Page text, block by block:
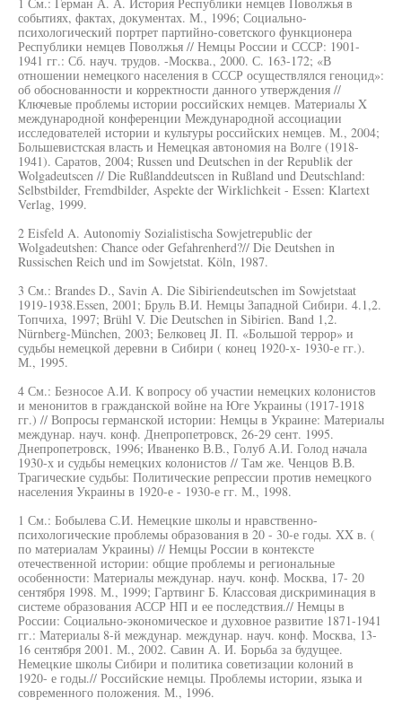
событиях, фактах, документах. М., 1996; Социально-
психологический портрет партийно-советского функционера
Республики немцев Поволжья // Немцы России и СССР: 1901-
1941 гг.: Сб. науч. трудов. -Москва., 2000. С. 163-172; «В
отношении немецкого населения в СССР осуществлялся геноцид»:
об обоснованности и корректности данного утверждения //
Ключевые проблемы истории российских немцев. Материалы X
международной конференции Международной ассоциации
исследователей истории и культуры российских немцев. М., 2004;
Большевистская власть и Немецкая автономия на Волге (1918-
1941). Саратов, 2004; Russen und Deutschen in der Republik der
Wolgadeutscen // Die Rußlanddeutscen in Rußland und Deutschland:
Selbstbilder, Fremdbilder, Aspekte der Wirklichkeit - Essen: Klartext
Verlag, 1999.
2 Eisfeld A. Autonomiy Sozialistischa Sowjetrepublic der
Wolgadeutshen: Chance oder Gefahrenherd?// Die Deutshen in
Russischen Reich und im Sowjetstat. Köln, 1987.
3 См.: Brandes D., Savin A. Die Sibiriendeutschen im Sowjetstaat
1919-1938.Essen, 2001; Бруль В.И. Немцы Западной Сибири. 4.1,2.
Топчиха, 1997; Brühl V. Die Deutschen in Sibirien. Band 1,2.
Nürnberg-München, 2003; Белковец JI. П. «Большой террор» и
судьбы немецкой деревни в Сибири ( конец 1920-х- 1930-е гг.).
М., 1995.
4 См.: Безносое А.И. К вопросу об участии немецких колонистов
и менонитов в гражданской войне на Юге Украины (1917-1918
гг.) // Вопросы германской истории: Немцы в Украине: Материалы
междунар. науч. конф. Днепропетровск, 26-29 сент. 1995.
Днепропетровск, 1996; Иваненко В.В., Голуб А.И. Голод начала
1930-х и судьбы немецких колонистов // Там же. Ченцов В.В.
Трагические судьбы: Политические репрессии против немецкого
населения Украины в 1920-е - 1930-е гг. М., 1998.
1 См.: Бобылева С.И. Немецкие школы и нравственно-
психологические проблемы образования в 20 - 30-е годы. XX в. (
по материалам Украины) // Немцы России в контексте
отечественной истории: общие проблемы и региональные
особенности: Материалы междунар. науч. конф. Москва, 17- 20
сентября 1998. М., 1999; Гартвинг Б. Классовая дискриминация в
системе образования АССР НП и ее последствия.// Немцы в
России: Социально-экономическое и духовное развитие 1871-1941
гг.: Материалы 8-й междунар. междунар. науч. конф. Москва, 13-
16 сентября 2001. М., 2002. Савин А. И. Борьба за будущее.
Немецкие школы Сибири и политика советизации колоний в
1920- е годы.// Российские немцы. Проблемы истории, языка и
современного положения. М., 1996.